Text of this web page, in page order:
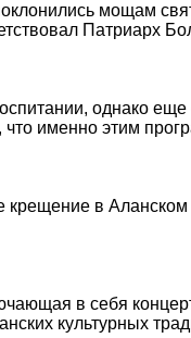
мощам
Патриарх
однако
именно этим
в
в себя
культурных